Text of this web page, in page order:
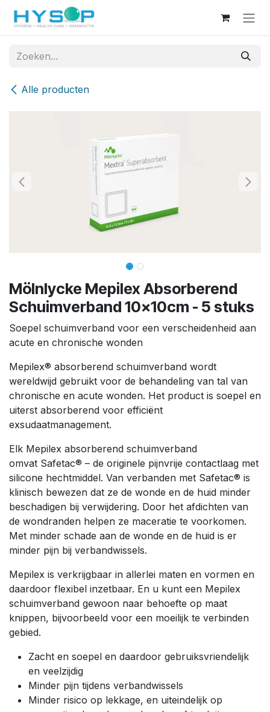
Overslaan naar inhoud
Alle producten
Mölnlycke Mepilex Absorberend
Schuimverband 10x10cm - 5 stuks
Soepel schuimverband voor een verscheidenheid aan
acute en chronische wonden
Mepilex® absorberend schuimverband wordt
wereldwijd gebruikt voor de behandeling van tal van
chronische en acute wonden. Het product is soepel en
uiterst absorberend voor efficiënt
exsudaatmanagement.
Elk Mepilex absorberend schuimverband
omvat Safetac® – de originele pijnvrije contactlaag met
silicone hechtmiddel. Van verbanden met Safetac® is
klinisch bewezen dat ze de wonde en de huid minder
beschadigen bij verwijdering. Door het afdichten van
de wondranden helpen ze maceratie te voorkomen.
Met minder schade aan de wonde en de huid is er
minder pijn bij verbandwissels.
Mepilex is verkrijgbaar in allerlei maten en vormen en
daardoor flexibel inzetbaar. En u kunt een Mepilex
schuimverband gewoon naar behoefte op maat
knippen, bijvoorbeeld voor een moeilijk te verbinden
gebied.
Zacht en soepel en daardoor gebruiksvriendelijk
en veelzijdig
Minder pijn tijdens verbandwissels
Minder risico op lekkage, en uiteindelijk op